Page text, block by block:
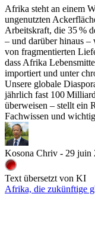
Afrika steht an einem
ungenutzten
Arbeitskraft, die 35 %
– und darüber hinaus –
von fragmentierten
dass Afrika
importiert und unter
Unsere globale
jährlich fast 100
überweisen – stellt ein
Fachwissen und
Kosona Chriv - 29 juin
Text übersetzt von KI
Afrika, die zukünftige